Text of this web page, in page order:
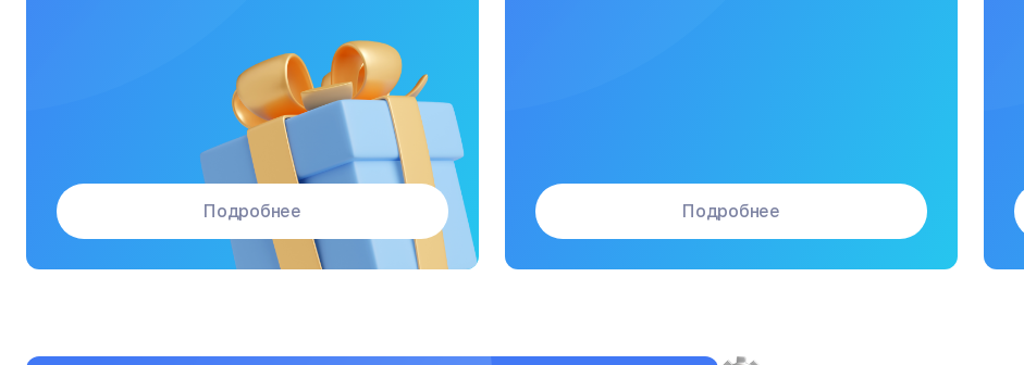
Микроволновые печи
Морозильные камеры
Подробнее Подробнее